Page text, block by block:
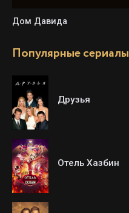
Дом Давида
Популярные сериалы
Друзья
Отель Хазбин